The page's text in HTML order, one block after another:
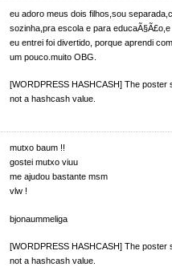
eu adoro meus dois filhos,sou
sozinha,pra escola e para
eu entrei foi divertido, porque aprendi
um pouco.muito OBG.
[WORDPRESS HASHCASH] The poster
not a hashcash value.
mutxo baum !!
gostei mutxo viuu
me ajudou bastante msm
vlw !
bjonaummeliga
[WORDPRESS HASHCASH] The poster
not a hashcash value.